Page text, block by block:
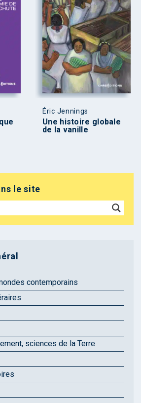
Éric Jennings
Une histoire globale
de la vanille
le site
contemporains
sciences de la Terre